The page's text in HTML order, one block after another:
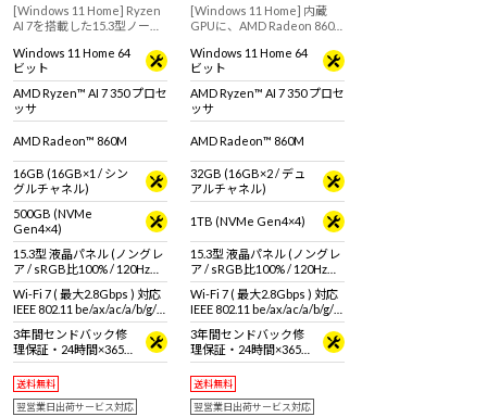
[Windows 11 Home] Ryzen
AI 7を搭載した15.3型ノート
リエイティブにもおすすめ
なモデル！
Windows 11 Home 64
ビット
AMD Ryzen™ AI 7 350 プロセ
ッサ
AMD Radeon™ 860M
16GB (16GB×1 / シン
グルチャネル)
500GB (NVMe
Gen4×4)
15.3型 液晶パネル (ノングレ
ア / sRGB比100% / 120Hz対
応)
Wi-Fi 7 ( 最大2.8Gbps ) 対応
IEEE 802.11 be/ax/ac/a/b/g/n
準拠 ＋ Bluetooth 5内蔵
3年間センドバック修
理保証・24時間×365
日電話サポート
送料無料
翌営業日出荷サービス対応
[Windows 11 Home] 内蔵
GPUに、AMD Radeon 860M
ゲーマーにもおすすめの15.3
型ノートパソコン！
Windows 11 Home 64
ビット
AMD Ryzen™ AI 7 350 プロセ
ッサ
AMD Radeon™ 860M
32GB (16GB×2 / デュ
アルチャネル)
1TB (NVMe Gen4×4)
15.3型 液晶パネル (ノングレ
ア / sRGB比100% / 120Hz対
応)
Wi-Fi 7 ( 最大2.8Gbps ) 対応
IEEE 802.11 be/ax/ac/a/b/g/n
準拠 ＋ Bluetooth 5内蔵
3年間センドバック修
理保証・24時間×365
日電話サポート
送料無料
翌営業日出荷サービス対応